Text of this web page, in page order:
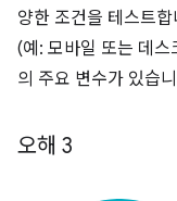
양한 조건을 테스트
(예: 모바일 또는 데
의 주요 변수가 있습
오해 3